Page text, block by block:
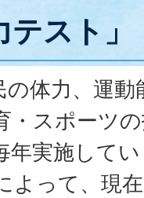
スト」
体力、運
・スポーツ
年実施して
よって、現